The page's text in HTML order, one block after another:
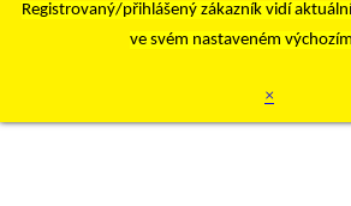
Registrovaný/přihlášený zákazník vidí
ve svém nastaveném
×